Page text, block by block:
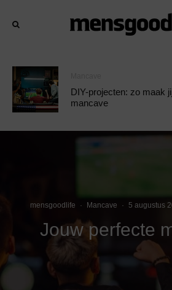
DIY-projecten: zo maak
mancave
mensgoodlife · Mancave · 5 augustus
Jouw perfecte